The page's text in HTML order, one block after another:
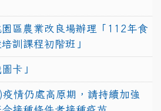
區農業改良場辦理「112年食
訓課程初階班」
卡」
情仍處高原期，請持續加強